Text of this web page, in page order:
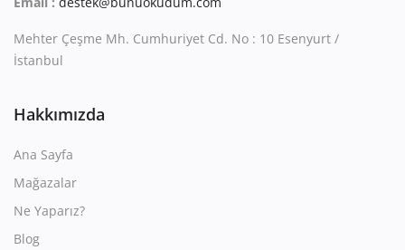
İletişim
TRY (₺)
Mehter Çeşme Mh. Cumhuriyet Cd. No : 10 Esenyurt /
İstanbul
Hakkımızda
Ana Sayfa
Mağazalar
Ne Yaparız?
Blog